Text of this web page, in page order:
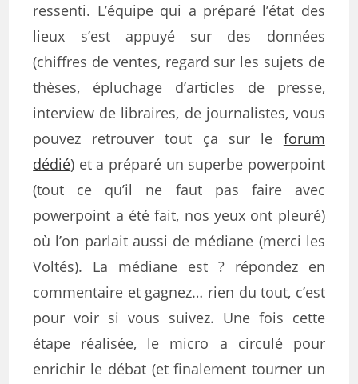
ressenti. L’équipe qui a préparé l’état des
lieux s’est appuyé sur des données
(chiffres de ventes, regard sur les sujets de
thèses, épluchage d’articles de presse,
interview de libraires, de journalistes, vous
pouvez retrouver tout ça sur le forum
dédié) et a préparé un superbe powerpoint
(tout ce qu’il ne faut pas faire avec
powerpoint a été fait, nos yeux ont pleuré)
où l’on parlait aussi de médiane (merci les
Voltés). La médiane est ? répondez en
commentaire et gagnez… rien du tout, c’est
pour voir si vous suivez. Une fois cette
étape réalisée, le micro a circulé pour
enrichir le débat (et finalement tourner un